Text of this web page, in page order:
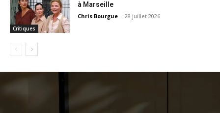
Critiques
à Marseille
Chris Bourgue - 28 juillet 2026